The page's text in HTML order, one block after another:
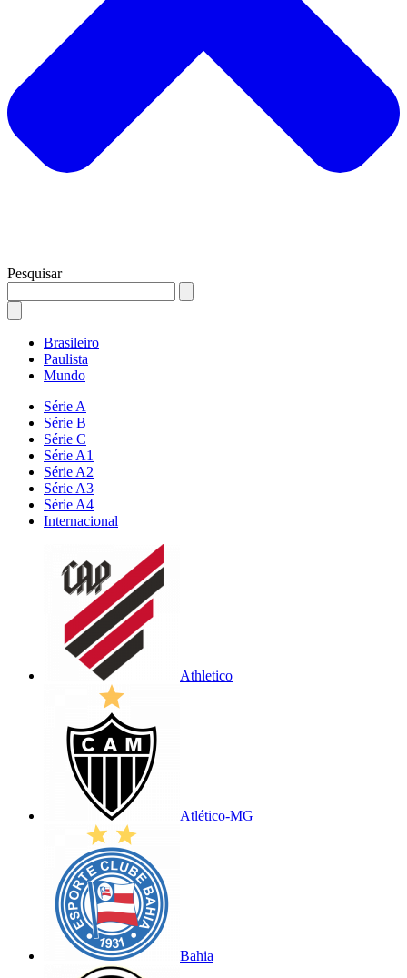
Pesquisar
Brasileiro
Paulista
Mundo
Série A
Série B
Série C
Série A1
Série A2
Série A3
Série A4
Internacional
Athletico
Atlético-MG
Bahia